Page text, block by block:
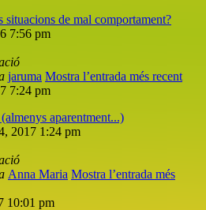
situacions de mal comportament?
7:56 pm
jaruma Mostra l’entrada més recent
7:24 pm
aparentment...)
2017 1:24 pm
Anna Maria Mostra l’entrada més
10:01 pm